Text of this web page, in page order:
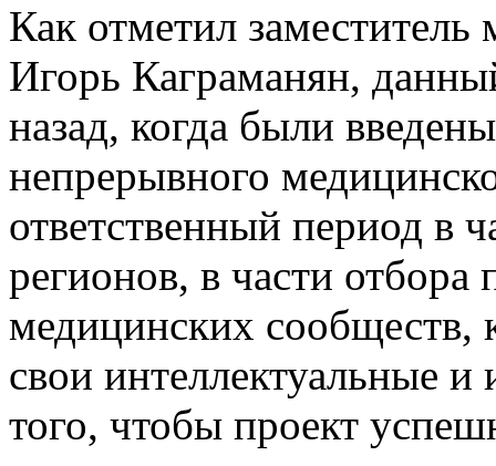
Как отметил заместитель
Игорь Каграманян,
назад, когда были
непрерывного
ответственный период в
регионов, в части
медицинских сообществ,
свои интеллектуальные
того, чтобы проект